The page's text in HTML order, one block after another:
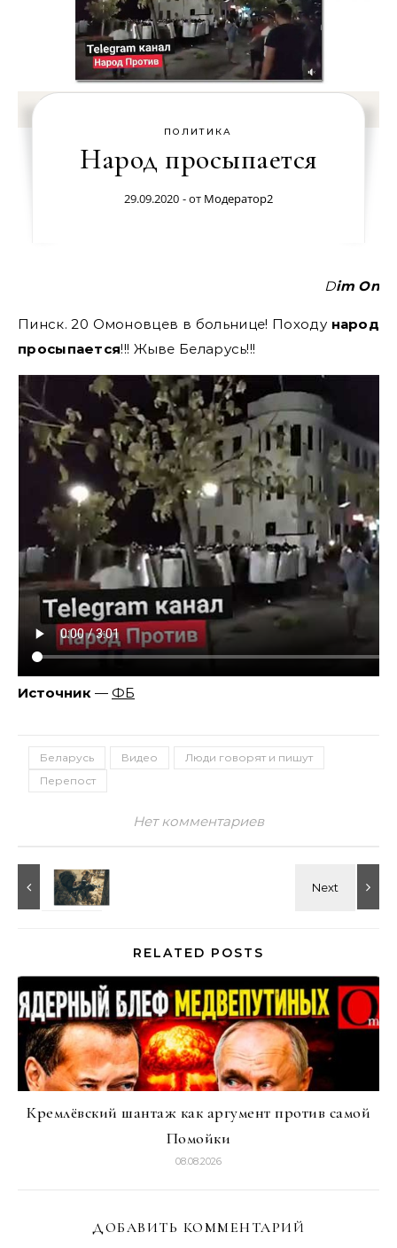
ПОЛИТИКА
Народ просыпается
29.09.2020 - от Модератор2
Dim On
Пинск. 20 Омоновцев в больнице! Походу народ
просыпается!!! Жыве Беларусь!!!
Источник — ФБ
Беларусь Видео
Люди говорят и пишут
Перепост
Нет комментариев
RELATED POSTS
Кремлёвский шантаж как аргумент против самой
Помойки
08.08.2026
ДОБАВИТЬ КОММЕНТАРИЙ